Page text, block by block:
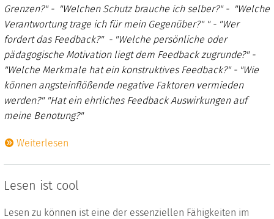
Grenzen?" - "Welchen Schutz brauche ich selber?" - "Welche
Verantwortung trage ich für mein Gegenüber?" " - "Wer
fordert das Feedback?" - "Welche persönliche oder
pädagogische Motivation liegt dem Feedback zugrunde?" -
"Welche Merkmale hat ein konstruktives Feedback?" - "Wie
können angsteinflößende negative Faktoren vermieden
werden?" "Hat ein ehrliches Feedback Auswirkungen auf
meine Benotung?"
Weiterlesen
Lesen ist cool
Lesen zu können ist eine der essenziellen Fähigkeiten im